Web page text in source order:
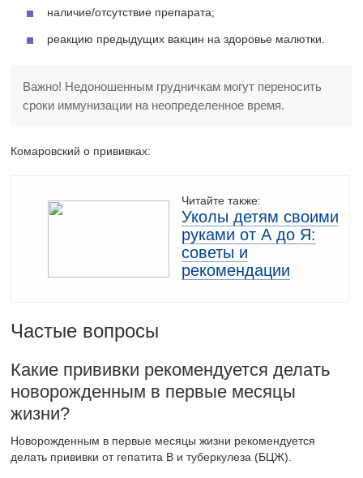
наличие/отсутствие препарата;
реакцию предыдущих вакцин на здоровье малютки.
Важно! Недоношенным грудничкам могут переносить
сроки иммунизации на неопределенное время.
Комаровский о прививках:
Читайте также:
Уколы детям своими
руками от А до Я:
советы и
рекомендации
Частые вопросы
Какие прививки рекомендуется делать
новорожденным в первые месяцы
жизни?
Новорожденным в первые месяцы жизни рекомендуется
делать прививки от гепатита В и туберкулеза (БЦЖ).